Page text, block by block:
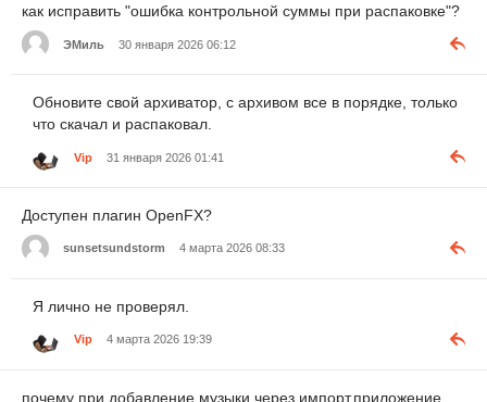
как исправить "ошибка контрольной суммы при распаковке"?
ЭМиль 30 января 2026 06:12
Обновите свой архиватор, с архивом все в порядке, только
что скачал и распаковал.
Vip 31 января 2026 01:41
Доступен плагин OpenFX?
sunsetsundstorm 4 марта 2026 08:33
Я лично не проверял.
Vip 4 марта 2026 19:39
почему при добавление музыки через импорт,приложение